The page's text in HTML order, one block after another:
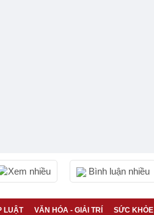
Xem nhiều Bình luận nhiều
LUẬT VĂN HÓA - GIẢI TRÍ SỨC KHỎE